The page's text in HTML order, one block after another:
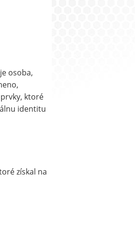
osoba,
ktoré
identitu
získal na